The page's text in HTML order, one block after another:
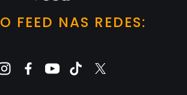
FEED NAS REDES: